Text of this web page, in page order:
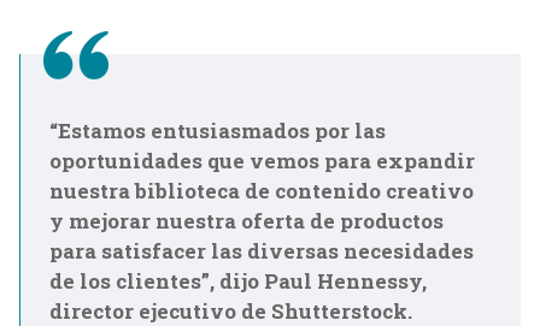
“Estamos entusiasmados por las
oportunidades que vemos para expandir
nuestra biblioteca de contenido creativo
y mejorar nuestra oferta de productos
para satisfacer las diversas necesidades
de los clientes”, dijo Paul Hennessy,
director ejecutivo de Shutterstock.